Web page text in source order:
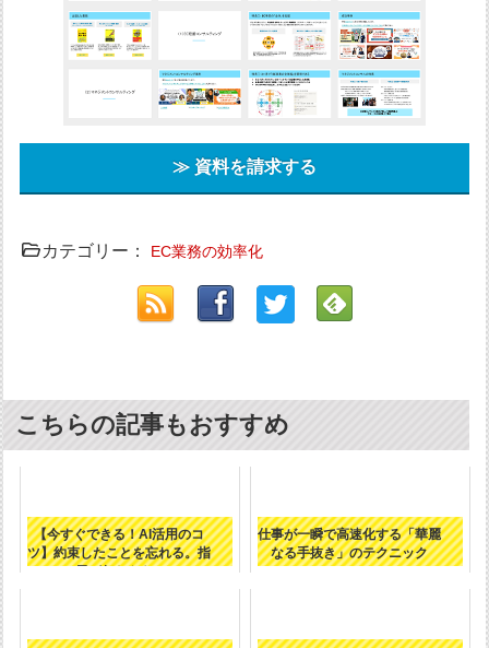
≫ 資料を請求する
カテゴリー： EC業務の効率化
こちらの記事もおすすめ
【今すぐできる！AI活用のコ
ツ】約束したことを忘れる。指
仕事が一瞬で高速化する「華麗
なる手抜き」のテクニック